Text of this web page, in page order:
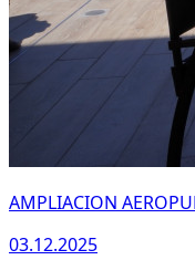
AMPLIACION
03.12.2025